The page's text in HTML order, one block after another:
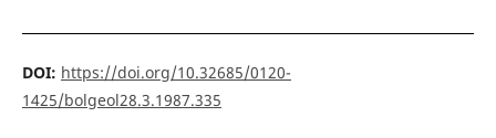
DOI: https://doi.org/10.32685/0120-
1425/bolgeol28.3.1987.335